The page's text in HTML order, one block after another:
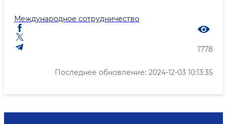
Международное сотрудничество
1778
Последнее обновление: 2024-12-03 10:13:35